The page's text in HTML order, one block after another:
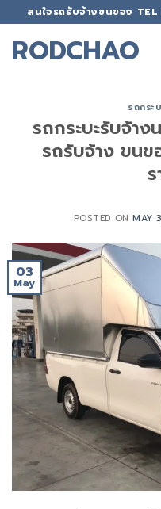
to
content
สนใจรถรับจ้างขนของ
RODCHAO
รถกระ
รถกระบะรับจ้า
รถรับจ้าง ขน
POSTED ONMAY
03
May